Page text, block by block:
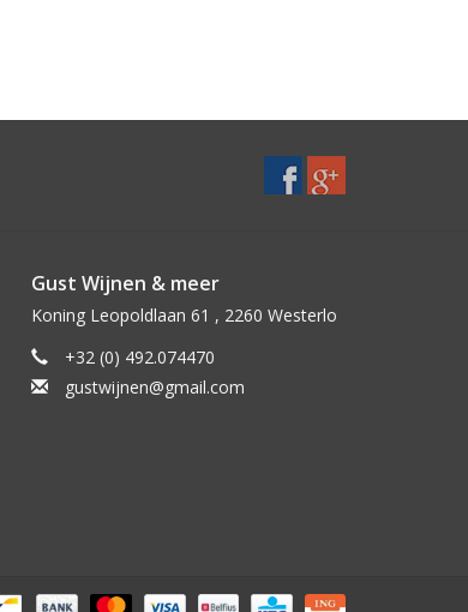
Gust Wijnen & meer
Koning Leopoldlaan 61 , 2260 Westerlo
+32 (0) 492.074470
gustwijnen@gmail.com